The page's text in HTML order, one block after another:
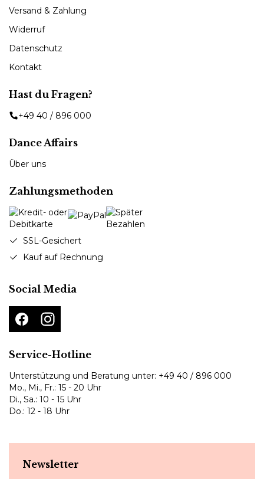
Versand & Zahlung
Widerruf
Datenschutz
Kontakt
Hast du Fragen?
+49 40 / 896 000
Dance Affairs
Über uns
Zahlungsmethoden
SSL-Gesichert
Kauf auf Rechnung
Social Media
Service-Hotline
Unterstützung und Beratung unter: +49 40 / 896 000
Mo., Mi., Fr.: 15 - 20 Uhr
Di., Sa.: 10 - 15 Uhr
Do.: 12 - 18 Uhr
Newsletter